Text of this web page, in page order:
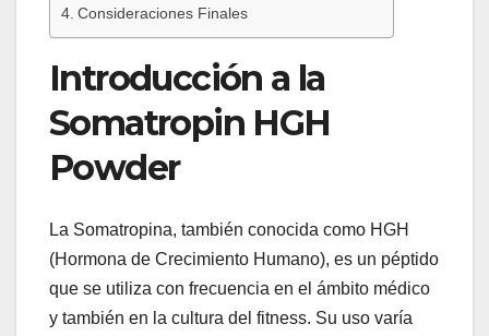
Consideraciones Finales
Introducción a la
Somatropin HGH
Powder
La Somatropina, también conocida como HGH
(Hormona de Crecimiento Humano), es un péptido
que se utiliza con frecuencia en el ámbito médico
y también en la cultura del fitness. Su uso varía